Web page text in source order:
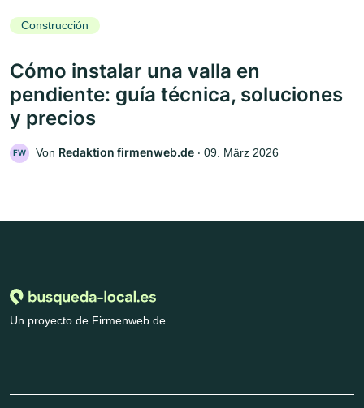
Construcción
Cómo instalar una valla en
pendiente: guía técnica, soluciones
y precios
FW Von Redaktion firmenweb.de ‧ 09. März 2026
Un proyecto de Firmenweb.de